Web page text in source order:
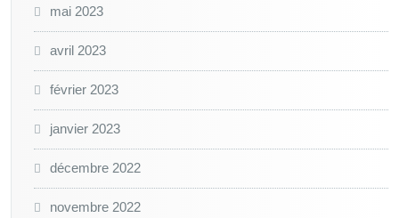
mai 2023
avril 2023
février 2023
janvier 2023
décembre 2022
novembre 2022